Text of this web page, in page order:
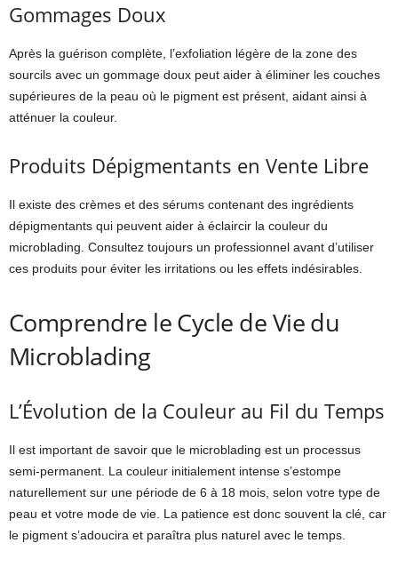
Gommages Doux
Après la guérison complète, l’exfoliation légère de la zone des
sourcils avec un gommage doux peut aider à éliminer les couches
supérieures de la peau où le pigment est présent, aidant ainsi à
atténuer la couleur.
Produits Dépigmentants en Vente Libre
Il existe des crèmes et des sérums contenant des ingrédients
dépigmentants qui peuvent aider à éclaircir la couleur du
microblading. Consultez toujours un professionnel avant d’utiliser
ces produits pour éviter les irritations ou les effets indésirables.
Comprendre le Cycle de Vie du
Microblading
L’Évolution de la Couleur au Fil du Temps
Il est important de savoir que le microblading est un processus
semi-permanent. La couleur initialement intense s’estompe
naturellement sur une période de 6 à 18 mois, selon votre type de
peau et votre mode de vie. La patience est donc souvent la clé, car
le pigment s’adoucira et paraîtra plus naturel avec le temps.